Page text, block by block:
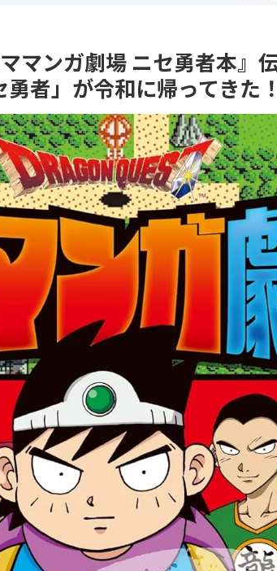
マンガ劇場 ニセ勇者本』
者」が令和に帰ってきた！